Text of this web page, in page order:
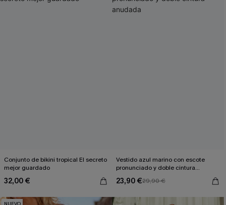
Conjunto de bikini tropical El secreto
mejor guardado
32,00 €
Vestido azul marino con escote
pronunciado y doble cintura
23,90 €29,90 €
NUEVO